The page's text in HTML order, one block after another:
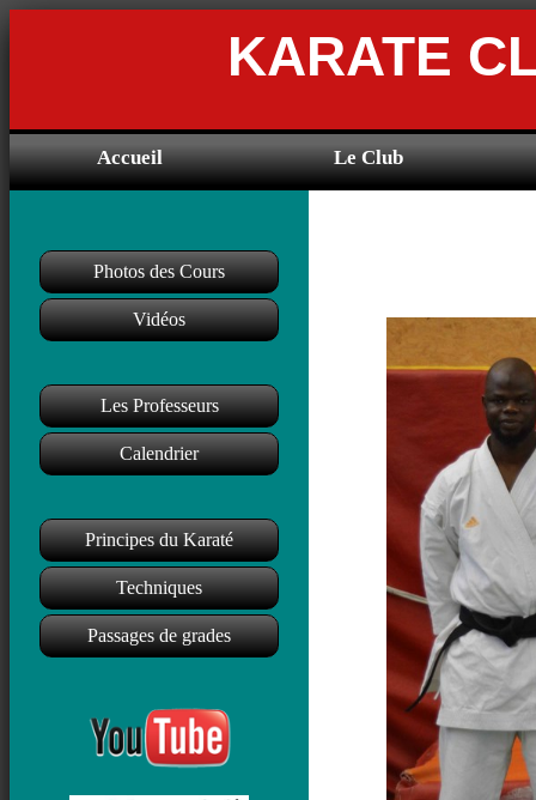
KARATE
Accueil Le Club
Photos des Cours
Vidéos
Les Professeurs
Calendrier
Principes du Karaté
Techniques
Passages de grades